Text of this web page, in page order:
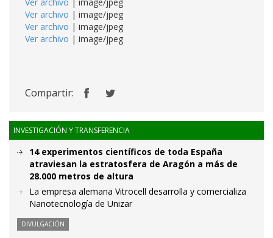
Ver archivo | image/jpeg
Ver archivo | image/jpeg
Ver archivo | image/jpeg
Compartir:
INVESTIGACIÓN Y TRANSFERENCIA
14 experimentos científicos de toda España
atraviesan la estratosfera de Aragón a más de
28.000 metros de altura
La empresa alemana Vitrocell desarrolla y comercializa
Nanotecnología de Unizar
DIVULGACIÓN